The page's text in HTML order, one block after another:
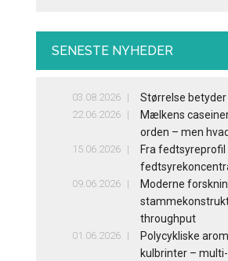
SENESTE NYHEDER
03.08.2026 Størrelse
22.06.2026
Mælkens
orden – men
15.06.2026
Fra fedtsyreprofil
09.06.2026
Moderne
throughput
01.06.2026
Polycykliske
kulbrinter –